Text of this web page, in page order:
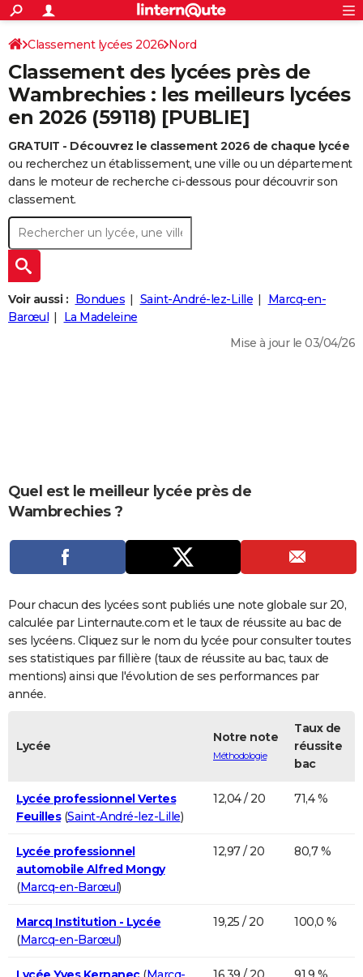
ACTUALITÉS
Politique
Société
Faits Divers
Education
Monde
Villes
+
SPORT
Coupe du monde 2026
Football
Tennis
Cyclisme
Rugby
Forum
Programme TV
TNT
Streaming
Cinéma
Sorties cinéma
Musique
+
FINANCE
Retraite
Impôts
Epargne
Immobilier
Risques naturels par ville
Banque
Assurance
Crédit
AUTO
Essais
Réserver un essai
Citadines
Berlines
SUV
Forum auto
+
HIGH-TECH
BRICOLAGE
Forum
Aménagement intérieur
Extérieur
Cuisine
Salle de bains
Jardinage
Rangement
+WEEK-END
Guides de France
Escapades
Patrimoine
Expositions
Musées
Week-end nature
+
LIFESTYLE
Art de vivre
Bien-être
Loisirs
Mode
Modes de vie
+SANTE
Carte de Noël
Carte Bonne année
Carte Saint-Valentin
Carte Pâques
Carte d'anniversaire
DICTIONNAIRE
Dictionnaire
Biographies
Citations
Expressions
Proverbes
PROGRAMME TV
S'inscrire
Se connecter
Lycées
Collèges
Primaires
Universités
Entreprises
Service militaire
Avis de recherche
AVIS DE DÉCÈS
FORUM
Bricolage
Lifestyle
Culture
Sport
Auto
Television
Voyage
Cinema
S'inscrire
Connexion
Classement lycées 2026 Nord
Classement des lycées près de
Wambrechies : les meilleurs lycées
en 2026 (59118) [PUBLIE]
GRATUIT - Découvrez le classement 2026 de chaque lycée
ou recherchez un établissement, une ville ou un département
dans le moteur de recherche ci-dessous pour découvrir son
classement.
Voir aussi : Bondues Saint-André-lez-Lille
Marcq-en-
Barœul
La Madeleine
Mise à jour le 03/04/26
Quel est le meilleur lycée près de
Wambrechies ?
Pour chacun des lycées sont publiés une note globale sur 20,
calculée par Linternaute.com et le taux de réussite au bac de
ses lycéens. Cliquez sur le nom du lycée pour consulter toutes
ses statistiques par fillière (taux de réussite au bac, taux de
mentions) ainsi que l'évolution de ses performances par
année.
Lycée
Notre note
Méthodologie
Taux de
réussite
bac
Lycée professionnel Vertes
Feuilles(Saint-André-lez-Lille)
12,04 / 20 71,4 %
Lycée professionnel
automobile Alfred Mongy
(Marcq-en-Barœul)
12,97 / 20 80,7 %
Marcq Institution - Lycée
(Marcq-en-Barœul)
19,25 / 20 100,0 %